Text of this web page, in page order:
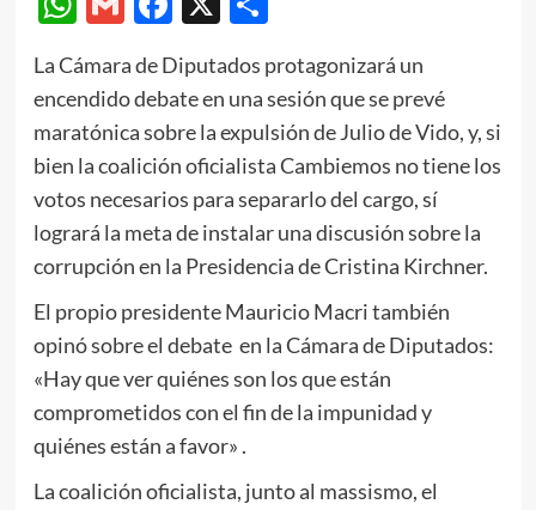
La Cámara de Diputados protagonizará un
encendido debate en una sesión que se prevé
maratónica sobre la expulsión de Julio de Vido, y, si
bien la coalición oficialista Cambiemos no tiene los
votos necesarios para separarlo del cargo, sí
logrará la meta de instalar una discusión sobre la
corrupción en la Presidencia de Cristina Kirchner.
El propio presidente Mauricio Macri también
opinó sobre el debate en la Cámara de Diputados:
«Hay que ver quiénes son los que están
comprometidos con el fin de la impunidad y
quiénes están a favor» .
La coalición oficialista, junto al massismo, el